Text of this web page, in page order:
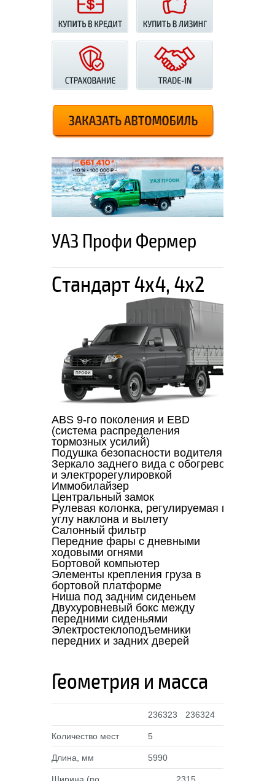
УАЗ Профи Фермер
Стандарт 4х4, 4x2
ABS 9-го поколения и EBD
(система распределения
тормозных усилий)
Подушка безопасности водителя
Зеркало заднего вида с обогревом
и электрорегулировкой
Иммобилайзер
Центральный замок
Рулевая колонка, регулируемая по
углу наклона и вылету
Салонный фильтр
Передние фары с дневными
ходовыми огнями
Бортовой компьютер
Элементы крепления груза в
бортовой платформе
Ниша под задним сиденьем
Двухуровневый бокс между
передними сиденьями
Электростеклоподъемники
передних и задних дверей
Геометрия и масса
236323 236324
Количество мест 5
Длина, мм 5990
Ширина (по 2315